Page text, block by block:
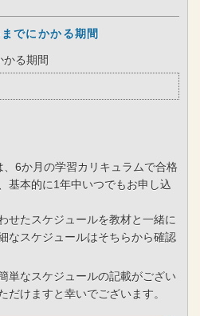
でにかかる期間
る期間
6か月の学習カリキュラムで合格
基本的に1年中いつでもお申し込
せたスケジュールを教材と一緒に
なスケジュールはそちらから確認
単なスケジュールの記載がござい
だけますと幸いでございます。